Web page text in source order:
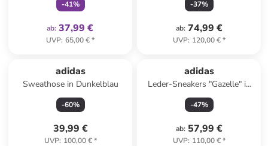
-41%
ab: 37,99 €
UVP: 65,00 €*
-37%
ab: 74,99 €
UVP: 120,00 €*
adidas
Sweathose in Dunkelblau
-60%
39,99 €
UVP: 100,00 €*
adidas
Leder-Sneakers "Gazelle" in
Orange
-47%
ab: 57,99 €
UVP: 110,00 €*